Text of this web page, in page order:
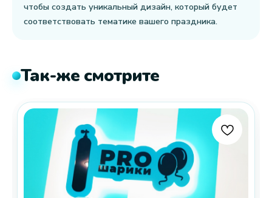
чтобы создать уникальный дизайн, который будет
соответствовать тематике вашего праздника.
Так-же смотрите